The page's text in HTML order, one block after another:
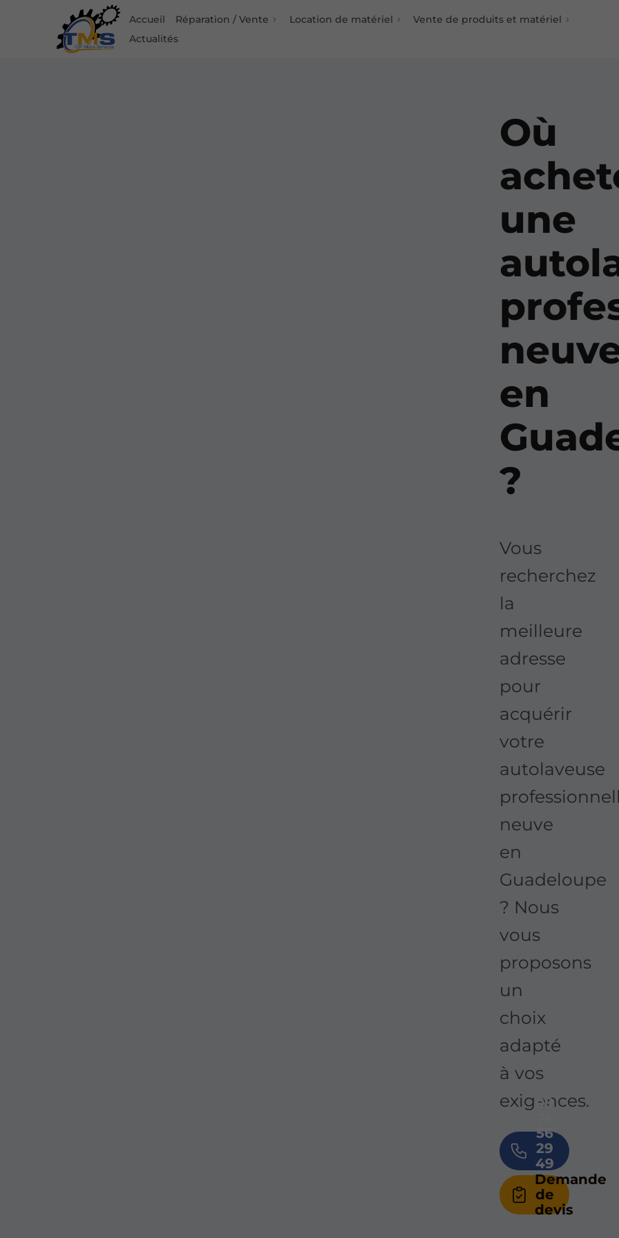
Accueil Réparation / Vente Location de matériel
Vente de produits et matériel
Actualités
Où
une
en
?
Vous
recherchez
la
meilleure
adresse
pour
acquérir
votre
autolaveuse
neuve
en
Guadeloupe
? Nous
vous
proposons
un
choix
adapté
à vos
exigences.
09
56
29
49
Demande
de
devis